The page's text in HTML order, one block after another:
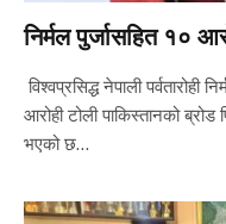
निर्मल पुर्जासहित १०
विश्वप्रसिद्ध नेपाली पर्वतारोही
आरोही टोली पाकिस्तानको ब्रोड
भएको छ…